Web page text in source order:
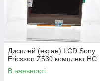
Дисплей (екран) LCD Sony
Ericsson Z530 комплект HC
В наявності